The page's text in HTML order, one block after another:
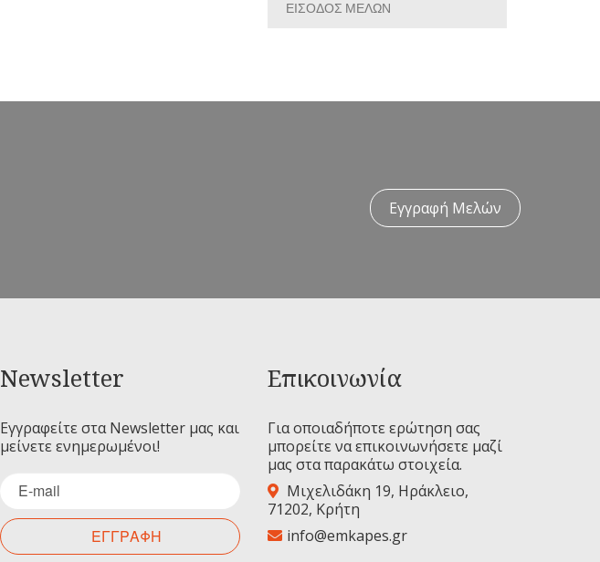
ΕΙΣΟΔΟΣ ΜΕΛΩΝ
Εγγραφή Μελών
Newsletter
Εγγραφείτε στα Newsletter μας και
μείνετε ενημερωμένοι!
ΕΓΓΡΑΦΗ
Επικοινωνία
Για οποιαδήποτε ερώτηση σας
μπορείτε να επικοινωνήσετε μαζί
μας στα παρακάτω στοιχεία.
Μιχελιδάκη 19, Ηράκλειο,
71202, Κρήτη
info@emkapes.gr